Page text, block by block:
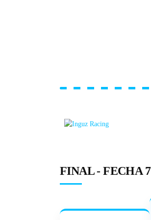
FINAL - FECHA 7